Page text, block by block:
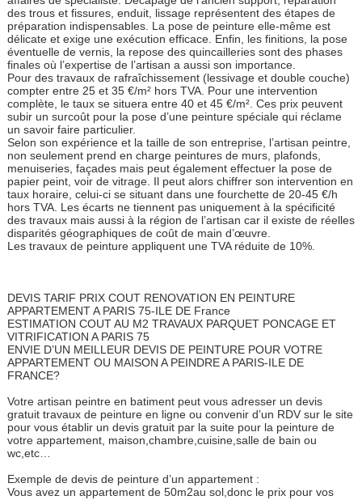
des trous et fissures, enduit, lissage représentent des étapes de
préparation indispensables. La pose de peinture elle-même est
délicate et exige une exécution efficace. Enfin, les finitions, la pose
éventuelle de vernis, la repose des quincailleries sont des phases
finales où l’expertise de l’artisan a aussi son importance.
Pour des travaux de rafraîchissement (lessivage et double couche)
compter entre 25 et 35 €/m² hors TVA. Pour une intervention
complète, le taux se situera entre 40 et 45 €/m². Ces prix peuvent
subir un surcoût pour la pose d’une peinture spéciale qui réclame
un savoir faire particulier.
Selon son expérience et la taille de son entreprise, l’artisan peintre,
non seulement prend en charge peintures de murs, plafonds,
menuiseries, façades mais peut également effectuer la pose de
papier peint, voir de vitrage. Il peut alors chiffrer son intervention en
taux horaire, celui-ci se situant dans une fourchette de 20-45 €/h
hors TVA. Les écarts ne tiennent pas uniquement à la spécificité
des travaux mais aussi à la région de l’artisan car il existe de réelles
disparités géographiques de coût de main d’œuvre.
Les travaux de peinture appliquent une TVA réduite de 10%.
DEVIS TARIF PRIX COUT RENOVATION EN PEINTURE
APPARTEMENT A PARIS 75-ILE DE France
ESTIMATION COUT AU M2 TRAVAUX PARQUET PONCAGE ET
VITRIFICATION A PARIS 75
ENVIE D’UN MEILLEUR DEVIS DE PEINTURE POUR VOTRE
APPARTEMENT OU MAISON A PEINDRE A PARIS-ILE DE
FRANCE?
Votre artisan peintre en batiment peut vous adresser un devis
gratuit travaux de peinture en ligne ou convenir d’un RDV sur le site
pour vous établir un devis gratuit par la suite pour la peinture de
votre appartement, maison,chambre,cuisine,salle de bain ou
wc,etc…
Exemple de devis de peinture d’un appartement :
Vous avez un appartement de 50m2au sol,donc le prix pour vos